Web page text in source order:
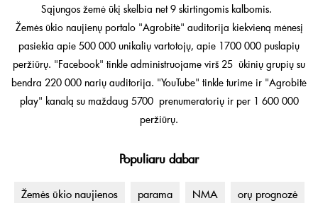
Sąjungos žemė ūkį skelbia net 9 skirtingomis kalbomis.
Žemės ūkio naujienų portalo "Agrobitė" auditorija kiekvieną mėnesį
pasiekia apie 500 000 unikalių vartotojų, apie 1700 000 puslapių
peržiūrų. "Facebook" tinkle administruojame virš 25 ūkinių grupių su
bendra 220 000 narių auditorija. "YouTube" tinkle turime ir "Agrobitė
play" kanalą su maždaug 5700 prenumeratorių ir per 1 600 000
peržiūrų.
Populiaru dabar
Žemės ūkio naujienos parama NMA orų prognozė